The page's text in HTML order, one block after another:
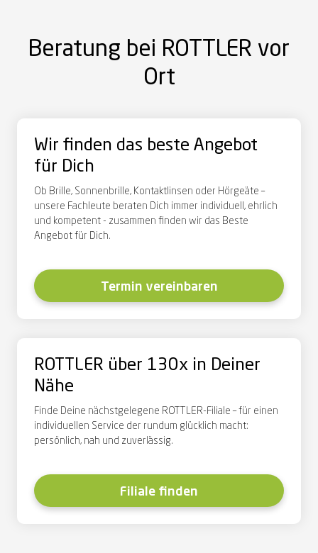
Beratung bei ROTTLER vor
Ort
Wir finden das beste Angebot
für Dich
Ob Brille, Sonnenbrille, Kontaktlinsen oder Hörgeäte –
unsere Fachleute beraten Dich immer individuell, ehrlich
und kompetent - zusammen finden wir das Beste
Angebot für Dich.
Termin vereinbaren
ROTTLER über 130x in Deiner
Nähe
Finde Deine nächstgelegene ROTTLER-Filiale – für einen
individuellen Service der rundum glücklich macht:
persönlich, nah und zuverlässig.
Filiale finden